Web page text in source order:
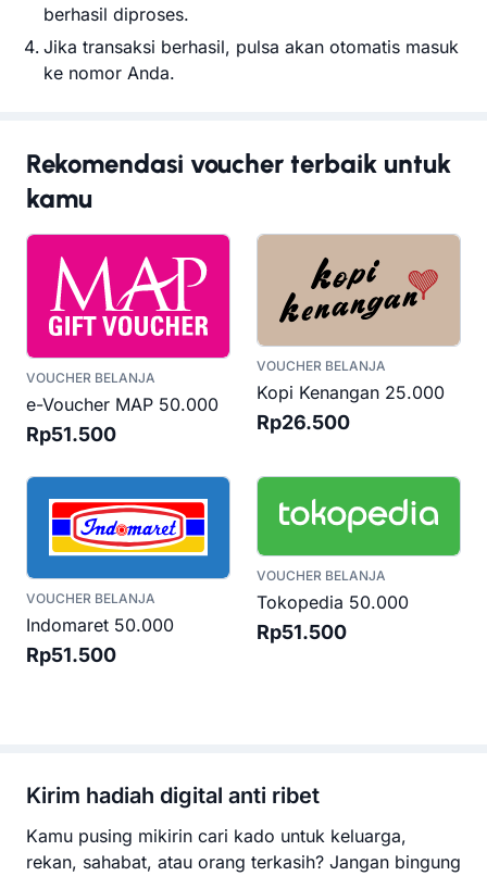
berhasil diproses.
Jika transaksi berhasil, pulsa akan otomatis masuk
ke nomor Anda.
Rekomendasi voucher terbaik untuk
kamu
VOUCHER BELANJA
e-Voucher MAP 50.000
Rp51.500
VOUCHER BELANJA
Kopi Kenangan 25.000
Rp26.500
VOUCHER BELANJA
Indomaret 50.000
Rp51.500
VOUCHER BELANJA
Tokopedia 50.000
Rp51.500
Kirim hadiah digital anti ribet
Kamu pusing mikirin cari kado untuk keluarga,
rekan, sahabat, atau orang terkasih? Jangan bingung